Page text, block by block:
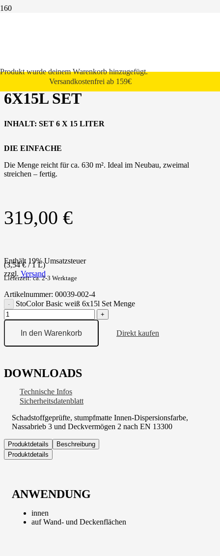
Produktwurde deinem Warenkorb hinzugefügt.
Versandkostenfrei ab 159€
STOCOLOR BASIC WEISS 6
X15L SET
INHALT: SET 6 X 15 LITER
DIE EINFACHE
Die Menge reicht für ca. 630 m². Ideal im Neubau, zweimal
streichen – fertig.
319,00 €
Enthält 19% Umsatzsteuer
(3,54€/ 1 L)
zzgl. Versand
Lieferzeit: ca. 2-3 Werktage
Artikelnummer: 00039-002-4
StoColor Basic weiß 6x15l Set Menge
In den Warenkorb Direkt kaufen
DOWNLOADS
Technische Infos
Sicherheitsdatenblatt
Schadstoffgeprüfte, stumpfmatte Innen-Dispersionsfarbe,
Nassabrieb 3 und Deckvermögen 2 nach EN 13300
Produktdetails
Beschreibung
Produktdetails
ANWENDUNG
innen
auf Wand- und Deckenflächen